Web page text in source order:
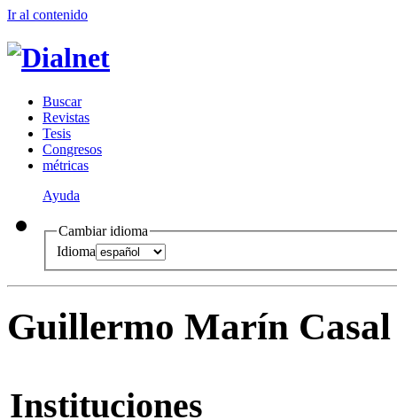
Ir al contenido
Buscar
Revistas
Tesis
Congresos
métricas
Ayuda
Cambiar idioma
Idioma
Guillermo Marín Casal
Instituciones